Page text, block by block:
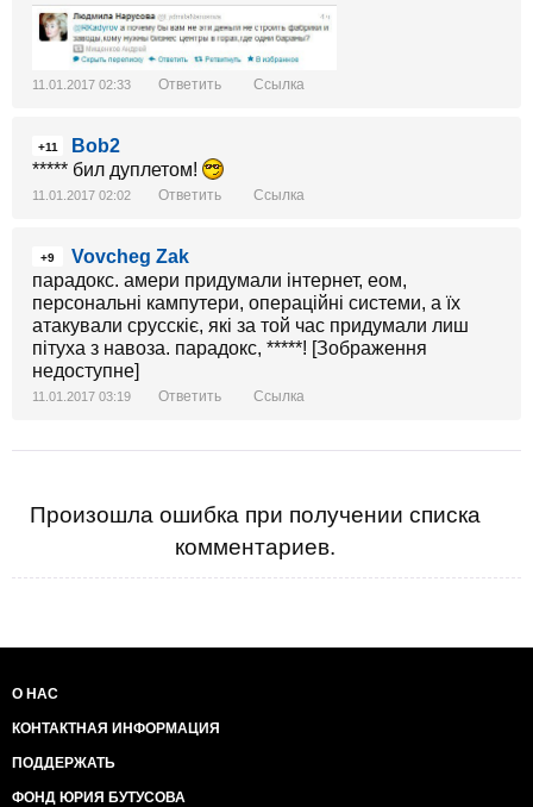
11.01.2017 02:33 Ответить Ссылка
+11
Bob2
***** бил дуплетом!
11.01.2017 02:02 Ответить Ссылка
+9
Vovcheg Zak
парадокс. амери придумали інтернет, еом,
персональні кампутери, операційні системи, а їх
атакували срусскіє, які за той час придумали лиш
пітуха з навоза. парадокс, *****! [Зображення
недоступне]
11.01.2017 03:19 Ответить Ссылка
Произошла ошибка при получении списка
комментариев.
О НАС
КОНТАКТНАЯ ИНФОРМАЦИЯ
ПОДДЕРЖАТЬ
ФОНД ЮРИЯ БУТУСОВА